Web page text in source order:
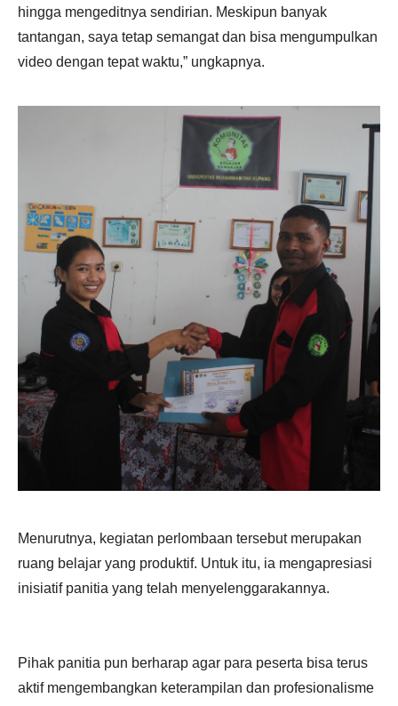
hingga mengeditnya sendirian. Meskipun banyak
tantangan, saya tetap semangat dan bisa mengumpulkan
video dengan tepat waktu,” ungkapnya.
Menurutnya, kegiatan perlombaan tersebut merupakan
ruang belajar yang produktif. Untuk itu, ia mengapresiasi
inisiatif panitia yang telah menyelenggarakannya.
Pihak panitia pun berharap agar para peserta bisa terus
aktif mengembangkan keterampilan dan profesionalisme